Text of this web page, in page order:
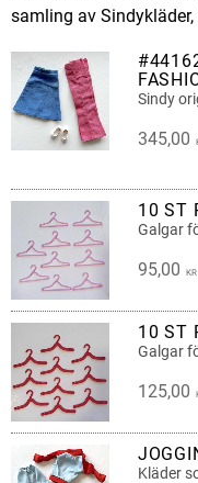
samling av
Sindy
345,00
10 ST
Galgar
95,00 KR
10 ST
Galgar
125,00
Kläder